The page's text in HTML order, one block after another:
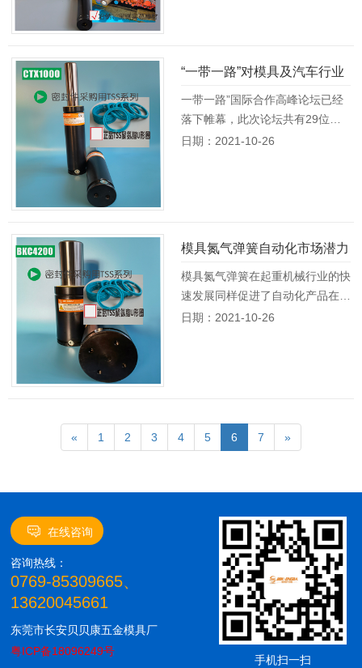
“一带一路”对模具及汽车行业
的发展影响
一带一路”国际合作高峰论坛已经
落下帷幕，此次论坛共有29位外
国元首和政府首脑前来参会，汇
日期：2021-10-26
模具氮气弹簧自动化市场潜力
巨大
模具氮气弹簧在起重机械行业的快
速发展同样促进了自动化产品在该
行业的应用。受世界经济危机影
日期：2021-10-26
« 1 2 3 4 5 6 7 »
在线咨询
咨询热线：
0769-85309665、
13620045661
东莞市长安贝贝康五金模具厂
粤ICP备18096249号
手机扫一扫